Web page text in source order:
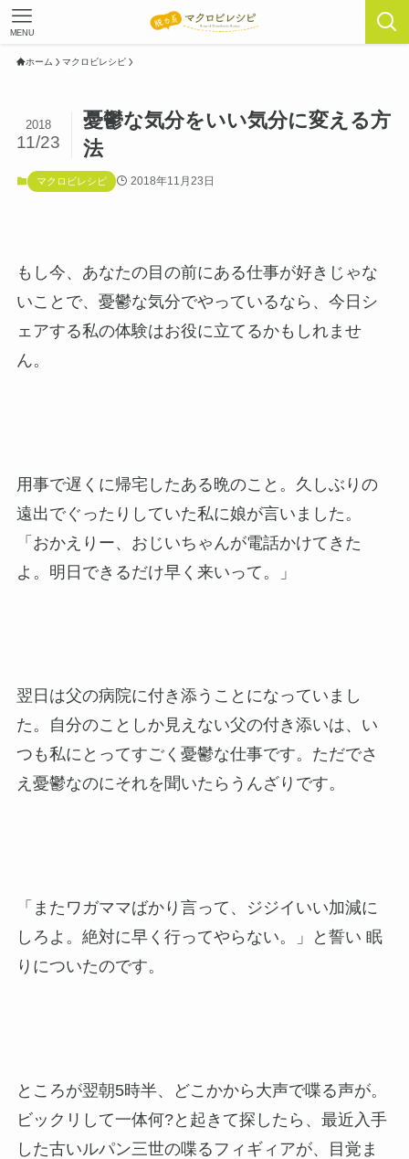
MENU
ホーム マクロビレシピ
憂鬱な気分をいい気分に変える方
法
2018
11/23
マクロビレシピ 2018年11月23日
もし今、あなたの目の前にある仕事が好きじゃな
いことで、憂鬱な気分でやっているなら、今日シ
ェアする私の体験はお役に立てるかもしれませ
ん。
用事で遅くに帰宅したある晩のこと。久しぶりの
遠出でぐったりしていた私に娘が言いました。
「おかえりー、おじいちゃんが電話かけてきた
よ。明日できるだけ早く来いって。」
翌日は父の病院に付き添うことになっていまし
た。自分のことしか見えない父の付き添いは、い
つも私にとってすごく憂鬱な仕事です。ただでさ
え憂鬱なのにそれを聞いたらうんざりです。
「またワガママばかり言って、ジジイいい加減に
しろよ。絶対に早く行ってやらない。」と誓い 眠
りについたのです。
ところが翌朝5時半、どこかから大声で喋る声が。
ビックリして一体何?と起きて探したら、最近入手
した古いルパン三世の喋るフィギィアが、目覚ま